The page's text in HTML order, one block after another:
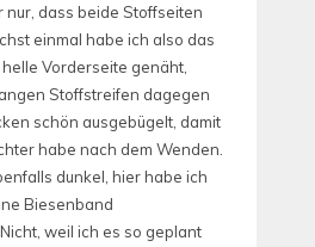
dass beide Stoffseiten
einmal habe ich also das
Vorderseite genäht,
Stoffstreifen dagegen
schön ausgebügelt, damit
habe nach dem Wenden.
dunkel, hier habe ich
Biesenband
weil ich es so geplant